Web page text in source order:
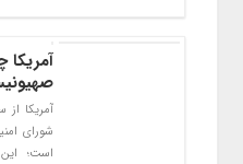
آمریکا
شورای